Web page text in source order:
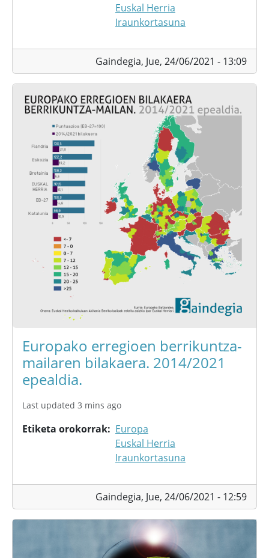
Euskal Herria
Iraunkortasuna
Gaindegia, Jue, 24/06/2021 - 13:09
Europako erregioen berrikuntza-
mailaren bilakaera. 2014/2021
epealdia.
Last updated 3 mins ago
Etiketa orokorrak
Europa
Euskal Herria
Iraunkortasuna
Gaindegia, Jue, 24/06/2021 - 12:59